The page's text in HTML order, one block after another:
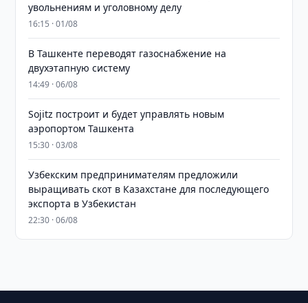
увольнениям и уголовному делу
16:15 · 01/08
В Ташкенте переводят газоснабжение на
двухэтапную систему
14:49 · 06/08
Sojitz построит и будет управлять новым
аэропортом Ташкента
15:30 · 03/08
Узбекским предпринимателям предложили
выращивать скот в Казахстане для последующего
экспорта в Узбекистан
22:30 · 06/08